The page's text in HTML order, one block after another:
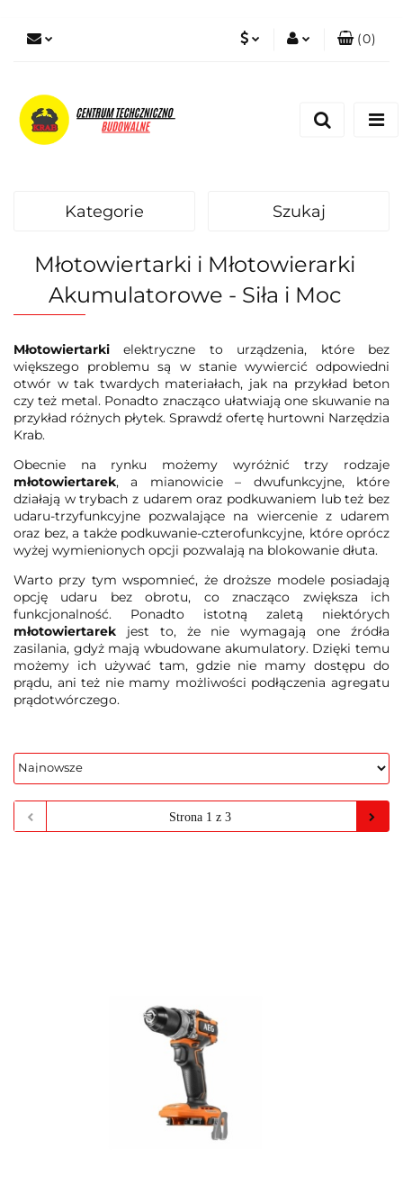
(0)
Kategorie Szukaj
Młotowiertarki i Młotowierarki
Akumulatorowe - Siła i Moc
Młotowiertarki elektryczne to urządzenia, które bez
większego problemu są w stanie wywiercić odpowiedni
otwór w tak twardych materiałach, jak na przykład beton
czy też metal. Ponadto znacząco ułatwiają one skuwanie na
przykład różnych płytek. Sprawdź ofertę hurtowni Narzędzia
Krab.
Obecnie na rynku możemy wyróżnić trzy rodzaje
młotowiertarek, a mianowicie – dwufunkcyjne, które
działają w trybach z udarem oraz podkuwaniem lub też bez
udaru-trzyfunkcyjne pozwalające na wiercenie z udarem
oraz bez, a także podkuwanie-czterofunkcyjne, które oprócz
wyżej wymienionych opcji pozwalają na blokowanie dłuta.
Warto przy tym wspomnieć, że droższe modele posiadają
opcję udaru bez obrotu, co znacząco zwiększa ich
funkcjonalność. Ponadto istotną zaletą niektórych
młotowiertarek jest to, że nie wymagają one źródła
zasilania, gdyż mają wbudowane akumulatory. Dzięki temu
możemy ich używać tam, gdzie nie mamy dostępu do
prądu, ani też nie mamy możliwości podłączenia agregatu
prądotwórczego.